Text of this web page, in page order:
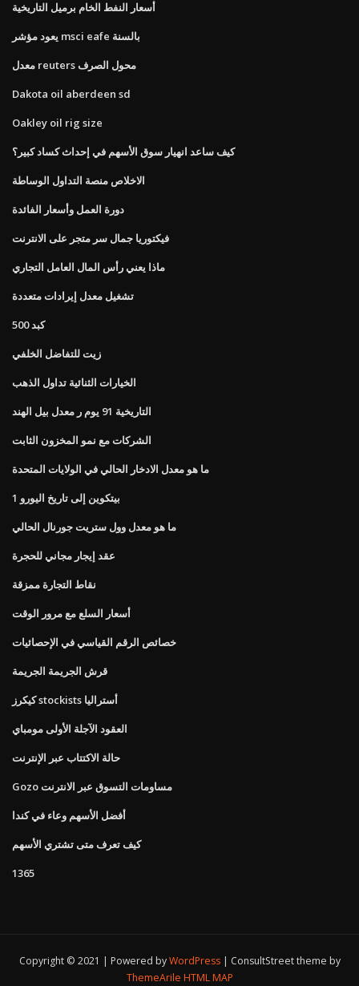
أسعار النفط الخام برميل التاريخية
يعود مؤشر msci eafe بالسنة
معدل reuters محول الصرف
Dakota oil aberdeen sd
Oakley oil rig size
كيف ساعد انهيار سوق الأسهم في إحداث كساد كبير؟
الاخلاص منصة التداول الوساطة
دورة العمل وأسعار الفائدة
فيكتوريا جمال سر متجر على الانترنت
ماذا يعني رأس المال العامل التجاري
تشغيل معدل إيرادات متعددة
500 كبد
زيت للتفاضل الخلفي
الخيارات الثنائية تداول الذهب
التاريخية 91 يوم ر معدل بيل الهند
الشركات مع نمو المخزون الثابت
ما هو معدل الادخار الحالي في الولايات المتحدة
1 بيتكوين إلى تاريخ اليورو
ما هو معدل وول ستريت جورنال الحالي
عقد إيجار مجاني للحجرة
نقاط التجارة ممزقة
أسعار السلع مع مرور الوقت
خصائص الرقم القياسي في الإحصائيات
قرش الجريمة الجريمة
كيكرز stockists أستراليا
العقود الآجلة الأولى مومباي
حالة الاكتتاب عبر الإنترنت
Gozo مساومات التسوق عبر الانترنت
أفضل الأسهم وعاء في كندا
كيف تعرف متى تشتري الأسهم
1365
Copyright © 2021 | Powered byWordPress
ConsultStreet theme by
ThemeArile HTML MAP